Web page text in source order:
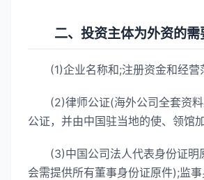
二、投资主体为外资的需
(1)企业名称和;注册资金和经营
(2)律师公证(海外公司全套资料
公证，并由中国驻当地的使、领馆
(3)中国公司法人代表身份证明
会需提供所有董事身份证原件);监